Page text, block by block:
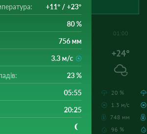
+11° / +23°
80 %
756 мм
3.3 м/с
23 %
05:55
20:25
01:00
+24°
20 %
1.3 м/с
748 мм
96 %